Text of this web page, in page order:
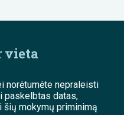
vieta
norėtumėte nepraleisti
paskelbtas datas,
šių mokymų priminimą